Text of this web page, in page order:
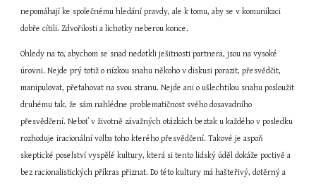
nepomáhají ke společnému hledání pravdy, ale k tomu, aby se v komunikaci
dobře cítili. Zdvořilosti a lichotky neberou konce.
Ohledy na to, abychom se snad nedotkli ješitnosti partnera, jsou na vysoké
úrovni. Nejde prý totiž o nízkou snahu někoho v diskusi porazit, přesvědčit,
manipulovat, přetahovat na svou stranu. Nejde ani o ušlechtilou snahu posloužit
druhému tak, že sám nahlédne problematičnost svého dosavadního
přesvědčení. Neboť v životně závažných otázkách beztak u každého v posledku
rozhoduje iracionální volba toho kterého přesvědčení. Takové je aspoň
skeptické poselství vyspělé kultury, která si tento lidský úděl dokáže poctivě a
bez racionalistických příkras přiznat. Do této kultury má hašteřivý, dotěrný a